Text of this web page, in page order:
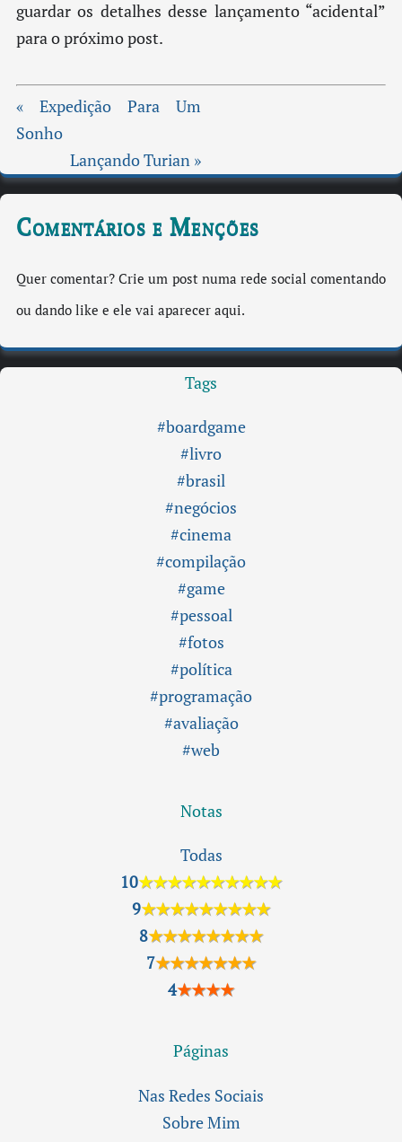
guardar os detalhes desse lançamento “acidental”
para o próximo post.
« Expedição Para Um
Sonho
Lançando Turian »
Comentários e Menções
Quer comentar? Crie um post numa rede social comentando
ou dando like e ele vai aparecer aqui.
Tags
#boardgame
#livro
#brasil
#negócios
#cinema
#compilação
#game
#pessoal
#fotos
#política
#programação
#avaliação
#web
Notas
Todas
10★★★★★★★★★★
9★★★★★★★★★
8★★★★★★★★
7★★★★★★★
4★★★★
Páginas
Nas Redes Sociais
Sobre Mim